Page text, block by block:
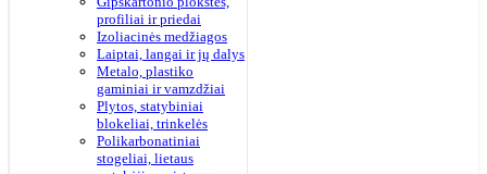
profiliai ir priedai
Izoliacinės medžiagos
Laiptai, langai ir jų dalys
Metalo, plastiko
gaminiai ir vamzdžiai
Plytos, statybiniai
blokeliai, trinkelės
Polikarbonatiniai
stogeliai, lietaus